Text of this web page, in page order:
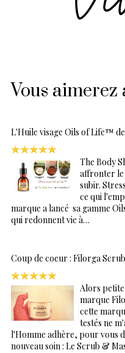
Vous aimerez
L'Huile visage Oils of Life™
The Body
affronter le
subir.
ce qui
marque a lancé sa gamme
qui redonnent vie à…
Coup de coeur : Filorga
Alors
marque
cette
testés ne
l'Homme adhère, pour vous
nouveau soin : Le Scrub &